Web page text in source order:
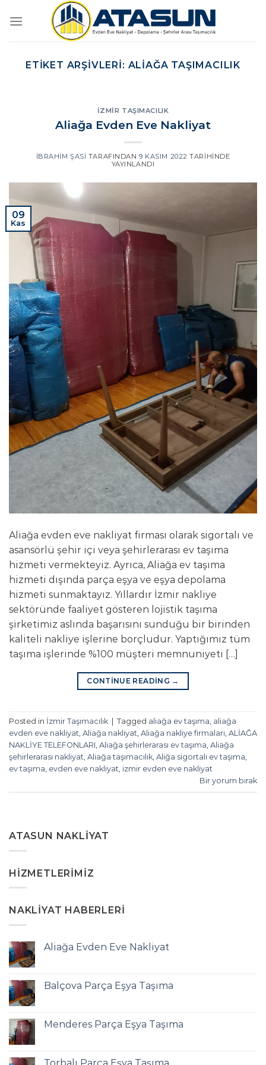
atla
ETIKET ARŞIVLERI: ALIAĞA TAŞIMACILIK
İZMIR TAŞIMACILIK
Aliağa Evden Eve Nakliyat
İBRAHIM ŞASI TARAFINDAN 9 KASIM 2022 TARIHINDE
YAYINLANDI
09
Kas
Aliağa evden eve nakliyat firması olarak sigortalı ve
asansörlü şehir içi veya şehirlerarası ev taşıma
hizmeti vermekteyiz. Ayrıca, Aliağa ev taşıma
hizmeti dışında parça eşya ve eşya depolama
hizmeti sunmaktayız. Yıllardır İzmir nakliye
sektöründe faaliyet gösteren lojistik taşıma
şirketimiz aslında başarısını sunduğu bir birinden
kaliteli nakliye işlerine borçludur. Yaptığımız tüm
taşıma işlerinde %100 müşteri memnuniyeti […]
CONTINUE READING →
Posted in İzmir Taşımacılık Tagged aliağa ev taşıma, aliağa
evden eve nakliyat, Aliağa nakliyat, Aliağa nakliye firmaları, ALİAĞA
NAKLİYE TELEFONLARI, Aliağa şehirlerarası ev taşıma, Aliağa
şehirlerarası nakliyat, Aliağa taşımacılık, Aliğa sigortalı ev taşıma,
ev taşıma, evden eve nakliyat, izmir evden eve nakliyat
Bir yorum bırak
ATASUN NAKLIYAT
HIZMETLERIMIZ
NAKLIYAT HABERLERI
Aliağa Evden Eve Nakliyat
Balçova Parça Eşya Taşıma
Menderes Parça Eşya Taşıma
Torbalı Parça Eşya Taşıma